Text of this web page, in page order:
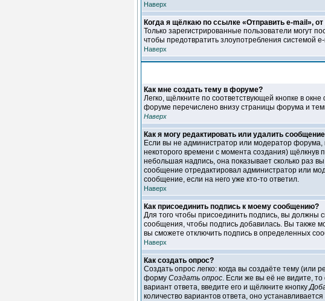
Наверх
Когда я щёлкаю по ссылке «Отправить e-mail»,
Только зарегистрированные пользователи могут
чтобы предотвратить злоупотребления системой
Наверх
Как мне создать тему в форуме?
Легко, щёлкните по соответствующей кнопке в
форуме перечислено внизу страницы форума и
Наверх
Как я могу редактировать или удалить
Если вы не администратор или модератор форума,
некоторого времени с момента создания) щёлкнув
небольшая надпись, она показывает сколько раз
сообщение отредактировал администратор или
сообщение, если на него уже кто-то ответил.
Наверх
Как присоединить подпись к моему сообщению?
Для того чтобы присоединить подпись, вы должны
сообщения, чтобы подпись добавилась. Вы также
вы сможете отключить подпись в определенных
Наверх
Как создать опрос?
Создать опрос легко: когда вы создаёте тему
форму Создать опрос. Если же вы её не видите,
вариант ответа, введите его и щёлкните кнопку
количество вариантов ответа, оно